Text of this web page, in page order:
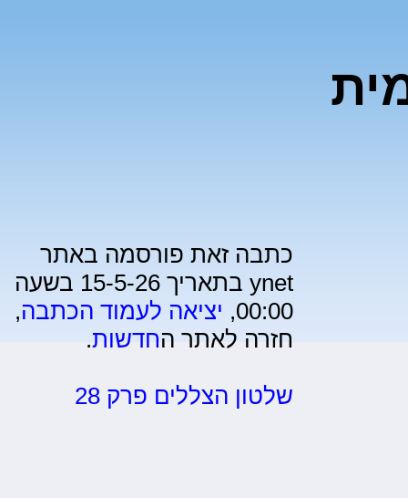
כתבה זאת פורסמה באתר
ynet בתאריך 15-5-26 בשעה
00:00, יציאה לעמוד הכתבה,
חזרה לאתר החדשות.
שלטון הצללים פרק 28